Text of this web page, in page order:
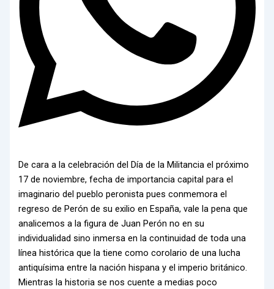
De cara a la celebración del Día de la Militancia el próximo
17 de noviembre, fecha de importancia capital para el
imaginario del pueblo peronista pues conmemora el
regreso de Perón de su exilio en España, vale la pena que
analicemos a la figura de Juan Perón no en su
individualidad sino inmersa en la continuidad de toda una
línea histórica que la tiene como corolario de una lucha
antiquísima entre la nación hispana y el imperio británico.
Mientras la historia se nos cuente a medias poco